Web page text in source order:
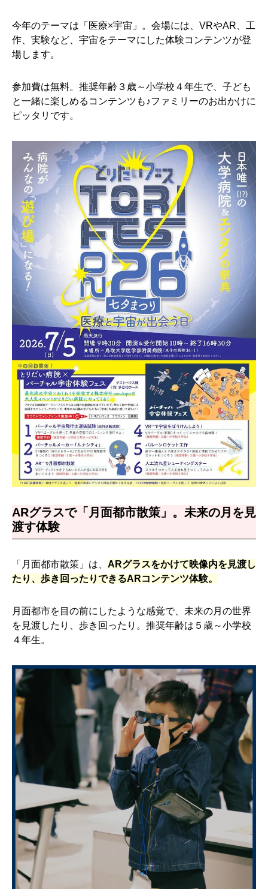
今年のテーマは「医療×宇宙」。会場には、VRやAR、工
作、実験など、宇宙をテーマにした体験コンテンツが登
場します。
参加費は無料。推奨年齢３歳～小学校４年生で、子ども
と一緒に楽しめるコンテンツも♪ファミリーのお出かけに
ピッタリです。
ARグラスで「月面都市散策」。未来の月を見
渡す体験
「月面都市散策」は、 ARグラスをかけて映像内を見渡し
たり、歩き回ったりできるARコンテンツ体験。
月面都市を目の前にしたような感覚で、未来の月の世界
を見渡したり、歩き回ったり。推奨年齢は５歳～小学校
４年生。